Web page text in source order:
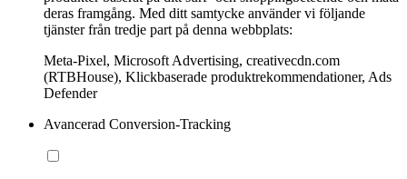
deras framgång. Med ditt samtycke använder vi följande
tjänster från tredje part på denna webbplats:
Meta-Pixel, Microsoft Advertising, creativecdn.com
(RTBHouse), Klickbaserade produktrekommendationer, Ads
Defender
Avancerad Conversion-Tracking